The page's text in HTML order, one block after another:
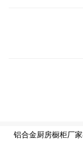
文化传承与创